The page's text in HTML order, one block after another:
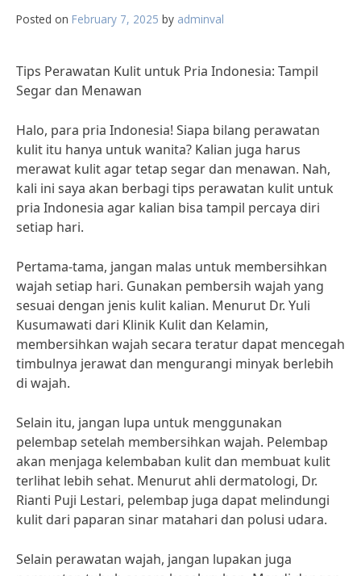
Posted on February 7, 2025 by adminval
Tips Perawatan Kulit untuk Pria Indonesia: Tampil
Segar dan Menawan
Halo, para pria Indonesia! Siapa bilang perawatan
kulit itu hanya untuk wanita? Kalian juga harus
merawat kulit agar tetap segar dan menawan. Nah,
kali ini saya akan berbagi tips perawatan kulit untuk
pria Indonesia agar kalian bisa tampil percaya diri
setiap hari.
Pertama-tama, jangan malas untuk membersihkan
wajah setiap hari. Gunakan pembersih wajah yang
sesuai dengan jenis kulit kalian. Menurut Dr. Yuli
Kusumawati dari Klinik Kulit dan Kelamin,
membersihkan wajah secara teratur dapat mencegah
timbulnya jerawat dan mengurangi minyak berlebih
di wajah.
Selain itu, jangan lupa untuk menggunakan
pelembap setelah membersihkan wajah. Pelembap
akan menjaga kelembaban kulit dan membuat kulit
terlihat lebih sehat. Menurut ahli dermatologi, Dr.
Rianti Puji Lestari, pelembap juga dapat melindungi
kulit dari paparan sinar matahari dan polusi udara.
Selain perawatan wajah, jangan lupakan juga